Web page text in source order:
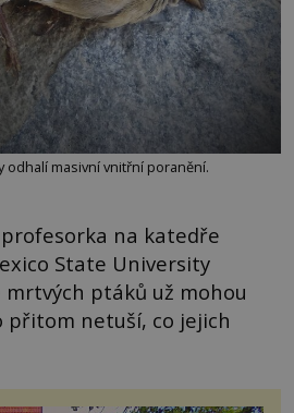
odhalí masivní vnitřní poranění.
na katedře
State University
mrtvých ptáků už mohou
přitom netuší, co jejich